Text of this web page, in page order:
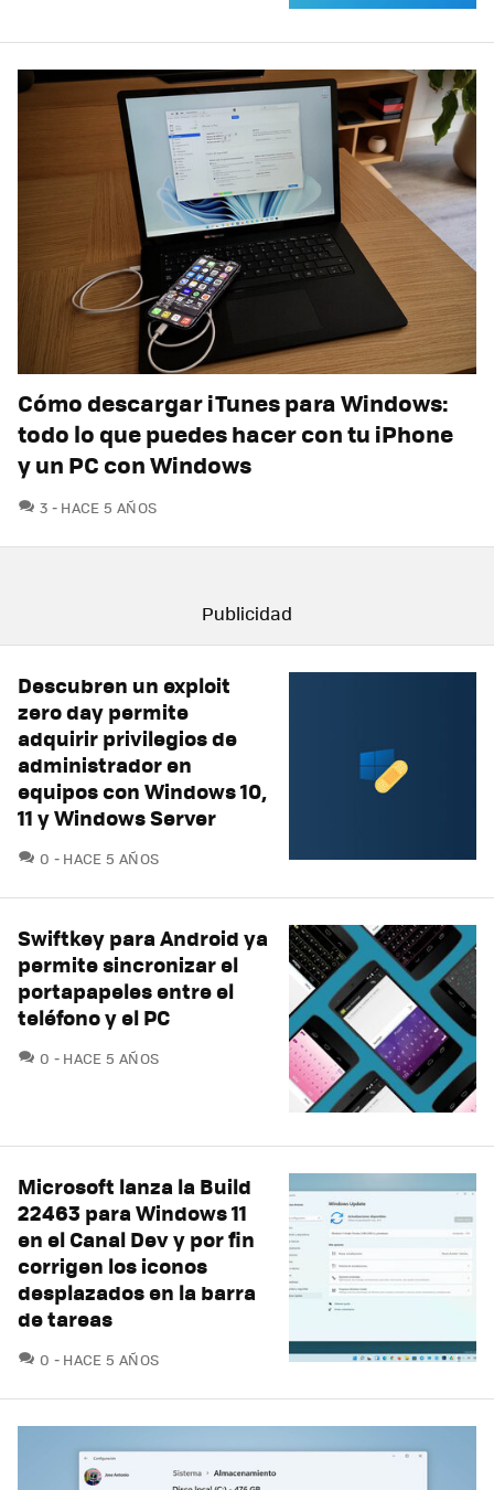
Cómo descargar iTunes para Windows:
todo lo que puedes hacer con tu iPhone
y un PC con Windows
3 COMENTARIOS
HACE 5 AÑOS
Descubren un exploit
zero day permite
adquirir privilegios de
administrador en
equipos con Windows 10,
11 y Windows Server
0 COMENTARIOS
HACE 5 AÑOS
Swiftkey para Android ya
permite sincronizar el
portapapeles entre el
teléfono y el PC
0 COMENTARIOS
HACE 5 AÑOS
Microsoft lanza la Build
22463 para Windows 11
en el Canal Dev y por fin
corrigen los iconos
desplazados en la barra
de tareas
0 COMENTARIOS
HACE 5 AÑOS